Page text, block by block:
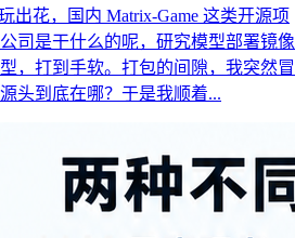
出花，国内 Matrix-Game 这类开源项
司是干什么的呢，研究模型部署镜像
，打到手软。打包的间隙，我突然冒
头到底在哪？于是我顺着...